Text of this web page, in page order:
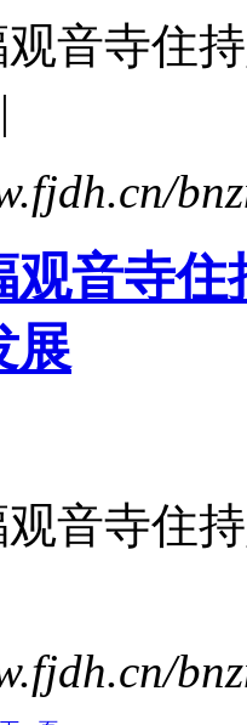
音寺住
观音寺住
展
音寺住